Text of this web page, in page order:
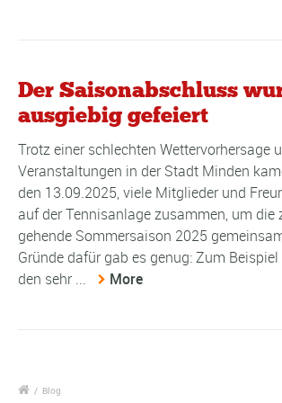
Der Saisonabschluss
ausgiebig gefeiert
Trotz einer schlechten Wettervorhersage
Veranstaltungen in der Stadt Minden
den 13.09.2025, viele Mitglieder und
auf der Tennisanlage zusammen, um die
gehende Sommersaison 2025
Gründe dafür gab es genug: Zum
den sehr ...
More
/ Blog